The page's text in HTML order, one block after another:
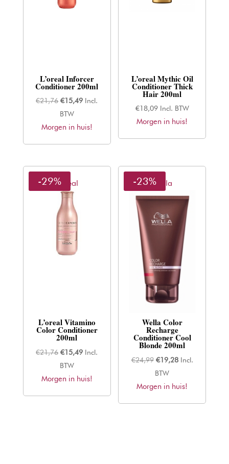
L’oreal Inforcer
Conditioner 200ml
€21,76 Oorspronkelijke
prijs
was:
€15,49Huidige
is:
Incl.
BTW
Morgen in huis!
L’oreal Mythic Oil
Conditioner Thick
Hair 200ml
€18,09 Incl. BTW
Morgen in huis!
L'oreal
-29%
L’oreal Vitamino
Color Conditioner
200ml
€21,76 Oorspronkelijke
prijs
was:
€15,49Huidige
is:
Incl.
BTW
Morgen in huis!
Wella
-23%
Wella Color
Recharge
Conditioner Cool
Blonde 200ml
€24,99 Oorspronkelijke
prijs
was:
€19,28Huidige
is:
Incl.
BTW
Morgen in huis!